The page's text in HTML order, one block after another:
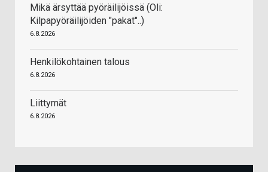
Mikä ärsyttää pyöräilijöissä (Oli:
Kilpapyöräilijöiden "pakat"..)
6.8.2026
Henkilökohtainen talous
6.8.2026
Liittymät
6.8.2026